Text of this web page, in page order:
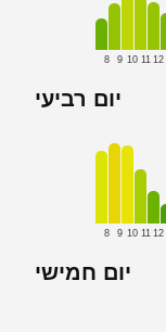
8 9 10 11 12
יום רביעי
8 9 10 11 12
יום חמישי